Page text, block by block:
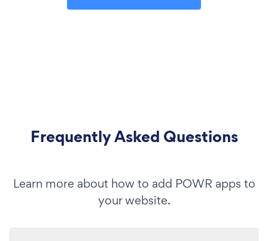
Frequently Asked Questions
Learn more about how to add POWR apps to
your website.